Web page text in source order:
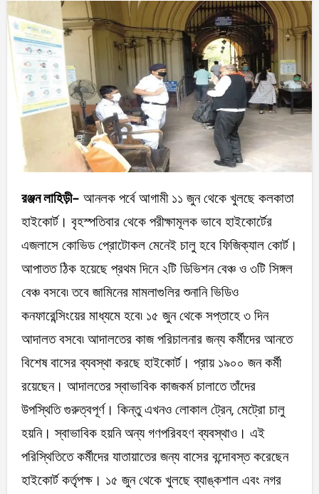
রঞ্জন লাহিড়ী- আনলক পর্বে আগামী ১১ জুন থেকে খুলছে কলকাতা
হাইকোর্ট। বৃহস্পতিবার থেকে পরীক্ষামূলক ভাবে হাইকোর্টের
এজলাসে কোভিড প্রোটোকল মেনেই চালু হবে ফিজিক্যাল কোর্ট।
আপাতত ঠিক হয়েছে প্রথম দিনে ২টি ডিভিশন বেঞ্চ ও ৩টি সিঙ্গল
বেঞ্চ বসবে৷ তবে জামিনের মামলাগুলির শুনানি ভিডিও
কনফারেন্সিংয়ের মাধ্যমে হবে৷ ১৫ জুন থেকে সপ্তাহে ৩ দিন
আদালত বসবে৷ আদালতের কাজ পরিচালনার জন্য কর্মীদের আনতে
বিশেষ বাসের ব্যবস্থা করছে হাইকোর্ট। প্রায় ১৯০০ জন কর্মী
রয়েছেন। আদালতের স্বাভাবিক কাজকর্ম চালাতে তাঁদের
উপস্থিতি গুরুত্বপূর্ণ। কিন্তু এখনও লোকাল ট্রেন, মেট্রো চালু
হয়নি। স্বাভাবিক হয়নি অন্য গণপরিবহণ ব্যবস্থাও। এই
পরিস্থিতিতে কর্মীদের যাতায়াতের জন্য বাসের বন্দোবস্ত করেছেন
হাইকোর্ট কর্তৃপক্ষ। ১৫ জুন থেকে খুলছে ব্যাঙ্কশাল এবং নগর